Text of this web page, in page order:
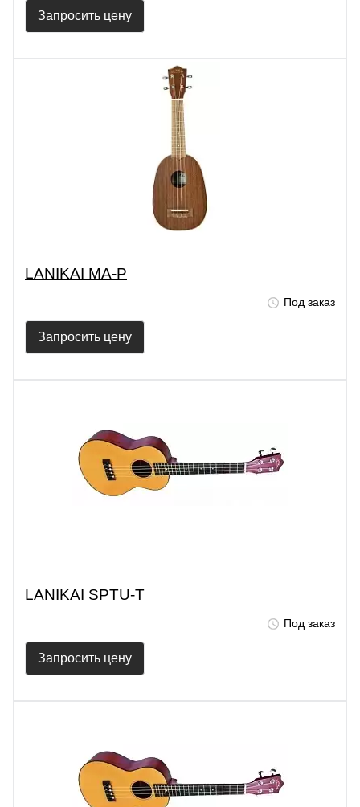
Запросить цену
LANIKAI MA-P
Под заказ
Запросить цену
LANIKAI SPTU-T
Под заказ
Запросить цену